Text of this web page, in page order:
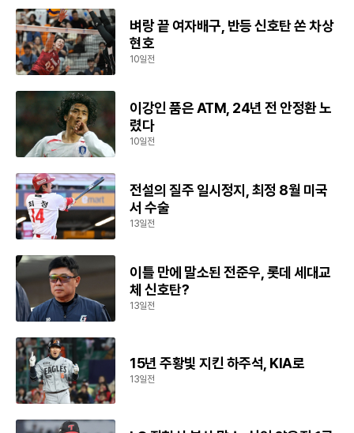
벼랑 끝 여자배구, 반등 신호탄 쏜 차상
현호
10일전
이강인 품은 ATM, 24년 전 안정환 노
렸다
10일전
전설의 질주 일시정지, 최정 8월 미국
서 수술
13일전
이틀 만에 말소된 전준우, 롯데 세대교
체 신호탄?
13일전
15년 주황빛 지킨 하주석, KIA로
13일전